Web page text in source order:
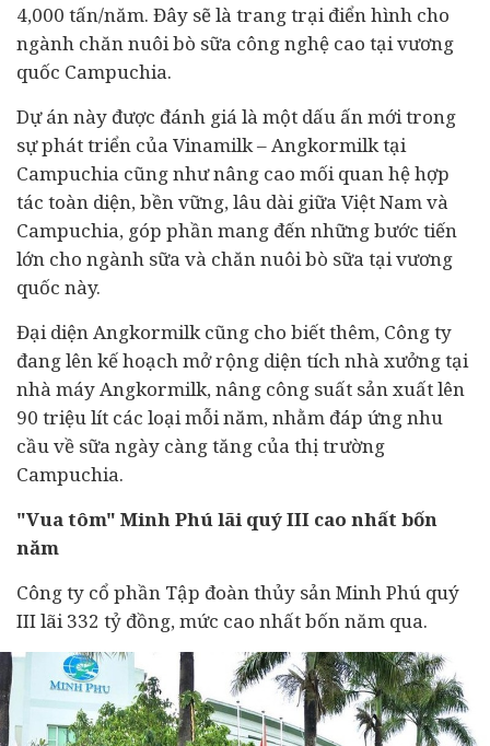
4,000 tấn/năm. Đây sẽ là trang trại điển hình cho
ngành chăn nuôi bò sữa công nghệ cao tại vương
quốc Campuchia.
Dự án này được đánh giá là một dấu ấn mới trong
sự phát triển của Vinamilk – Angkormilk tại
Campuchia cũng như nâng cao mối quan hệ hợp
tác toàn diện, bền vững, lâu dài giữa Việt Nam và
Campuchia, góp phần mang đến những bước tiến
lớn cho ngành sữa và chăn nuôi bò sữa tại vương
quốc này.
Đại diện Angkormilk cũng cho biết thêm, Công ty
đang lên kế hoạch mở rộng diện tích nhà xưởng tại
nhà máy Angkormilk, nâng công suất sản xuất lên
90 triệu lít các loại mỗi năm, nhằm đáp ứng nhu
cầu về sữa ngày càng tăng của thị trường
Campuchia.
"Vua tôm" Minh Phú lãi quý III cao nhất bốn
năm
Công ty cổ phần Tập đoàn thủy sản Minh Phú quý
III lãi 332 tỷ đồng, mức cao nhất bốn năm qua.